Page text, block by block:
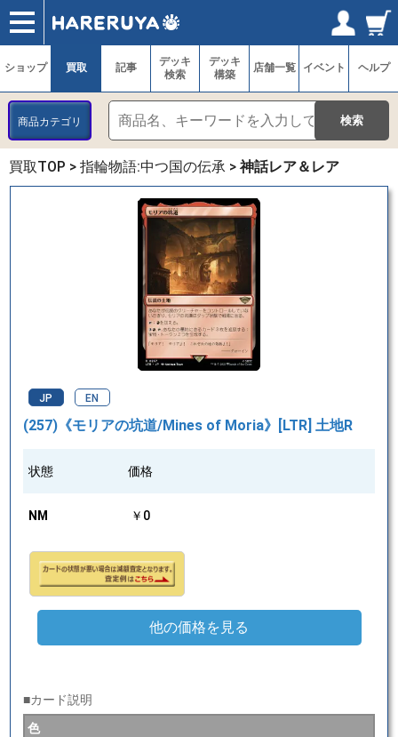
ショップ
買取
記事
デッキ検索
デッキ構築
選手一覧
店舗一覧
イベント
ヘルプ
お問い合わせ ログイン／会員登録
マイページ
ショップ 買取 記事
デッキ
検索
デッキ
構築
店舗一覧 イベント ヘルプ
商品カテゴリ
買取TOP > 指輪物語:中つ国の伝承 > 神話レア＆レア
JP EN
(257)《モリアの坑道/Mines of Moria》[LTR] 土地R
状態 価格
NM ￥0
他の価格を見る
■カード説明
色